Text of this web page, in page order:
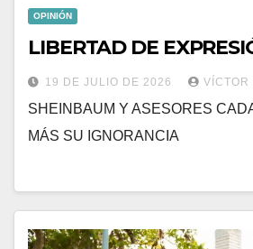
OPINIÓN
LIBERTAD DE
19 DE JULIO DE 2026 VÍCTOR
SHEINBAUM Y ASESORES
MÁS SU IGNORANCIA